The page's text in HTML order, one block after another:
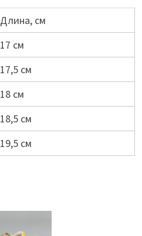
Длина, см
17 см
17,5 см
18 см
18,5 см
19,5 см